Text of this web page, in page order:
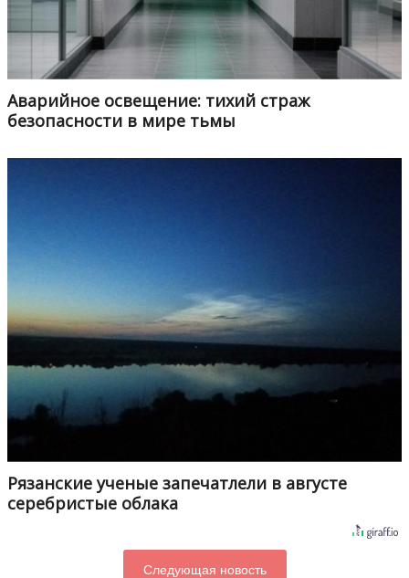
Аварийное освещение: тихий страж
безопасности в мире тьмы
Рязанские ученые запечатлели в августе
серебристые облака
Следующая новость